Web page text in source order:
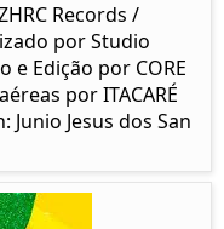
Records /
por Studio
e Edição por CORE
por ITACARÉ
Jesus dos San